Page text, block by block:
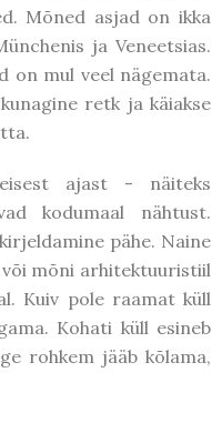
Mõned asjad on ikka
ja Veneetsias.
on mul veel nägemata.
retk ja käiakse
ajast - näiteks
kodumaal nähtust.
pähe. Naine
mõni arhitektuuristiil
Kuiv pole raamat küll
Kohati küll esineb
rohkem jääb kõlama,